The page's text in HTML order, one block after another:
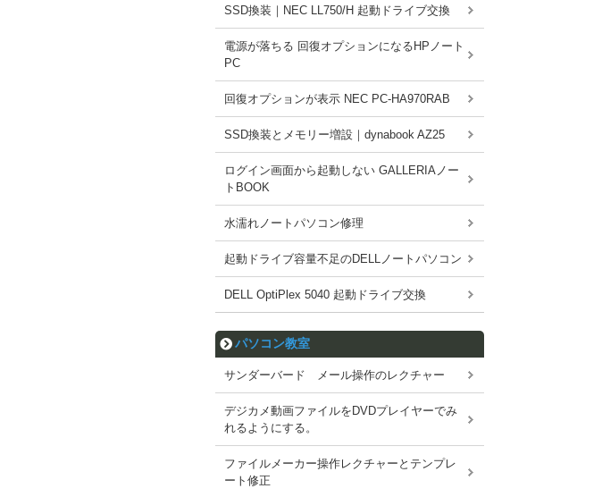
SSD換装｜NEC LL750/H 起動ドライブ交換
電源が落ちる 回復オプションになるHPノート
PC
回復オプションが表示 NEC PC-HA970RAB
SSD換装とメモリー増設｜dynabook AZ25
ログイン画面から起動しない GALLERIAノー
トBOOK
水濡れノートパソコン修理
起動ドライブ容量不足のDELLノートパソコン
DELL OptiPlex 5040 起動ドライブ交換
パソコン教室
サンダーバード メール操作のレクチャー
デジカメ動画ファイルをDVDプレイヤーでみ
れるようにする。
ファイルメーカー操作レクチャーとテンプレ
ート修正